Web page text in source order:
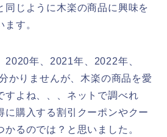
同じように木楽の商品に興味を
す。
2020年、2021年、2022年、
かりませんが、木楽の商品を愛
すよね、、、ネットで調べれ
に購入する割引クーポンやクー
るのでは？と思いました。